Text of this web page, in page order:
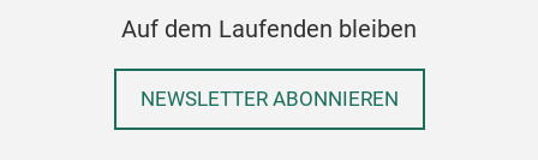
Auf dem Laufenden bleiben
NEWSLETTER ABONNIEREN